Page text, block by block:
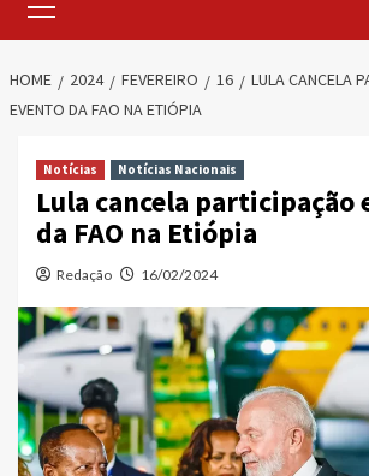
Menu
HOME 2024 FEVEREIRO 16
LULA CANCELA
EVENTO DA FAO NA ETIÓPIA
Notícias Notícias Nacionais
Lula cancela participação
da FAO na Etiópia
Redação 16/02/2024